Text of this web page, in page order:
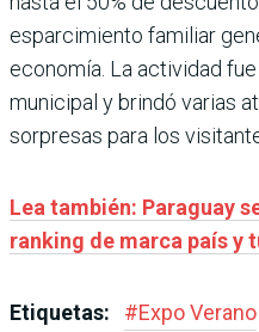
esparcimiento familiar
economía. La actividad
municipal y brindó varias
sorpresas para los
Lea también: Paraguay
ranking de marca país y
Etiquetas: #Expo Verano